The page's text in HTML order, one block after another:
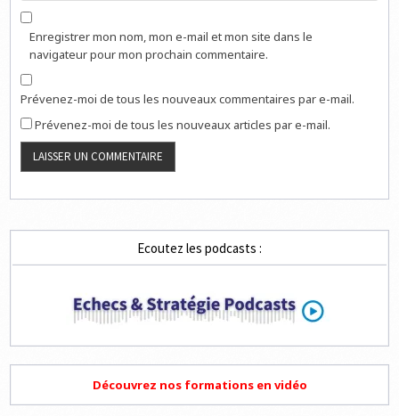
Enregistrer mon nom, mon e-mail et mon site dans le
navigateur pour mon prochain commentaire.
Prévenez-moi de tous les nouveaux commentaires par e-mail.
Prévenez-moi de tous les nouveaux articles par e-mail.
Ecoutez les podcasts :
Découvrez nos formations en vidéo